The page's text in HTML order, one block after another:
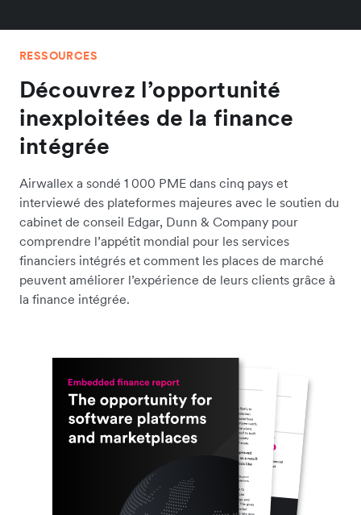
RESSOURCES
Découvrez l’opportunité
inexploitées de la finance
intégrée
Airwallex a sondé 1 000 PME dans cinq pays et
interviewé des plateformes majeures avec le soutien du
cabinet de conseil Edgar, Dunn & Company pour
comprendre l’appétit mondial pour les services
financiers intégrés et comment les places de marché
peuvent améliorer l’expérience de leurs clients grâce à
la finance intégrée.